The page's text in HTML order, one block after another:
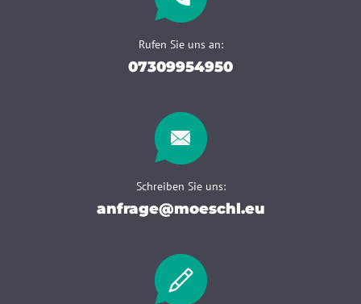
Rufen Sie uns an:
07309954950
Schreiben Sie uns:
anfrage@moeschl.eu